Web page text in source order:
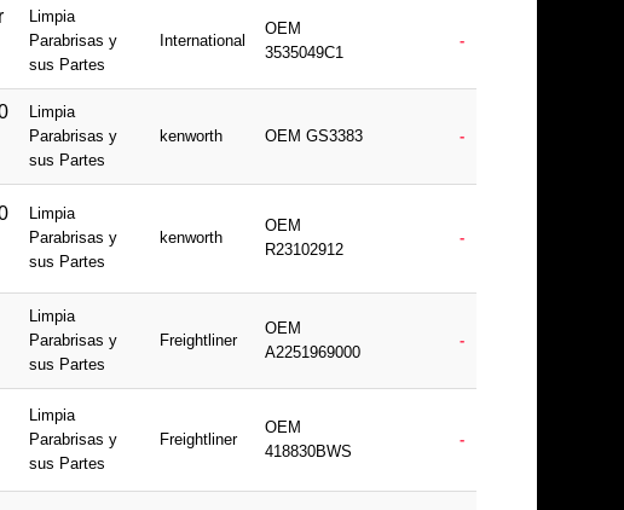
Limpia
Parabrisas y
sus Partes
International
OEM
3535049C1
-
Limpia
Parabrisas y
sus Partes
kenworth OEM GS3383 -
Limpia
Parabrisas y
sus Partes
kenworth
OEM
R23102912
-
Limpia
Parabrisas y
sus Partes
Freightliner
OEM
A2251969000
-
Limpia
Parabrisas y
sus Partes
Freightliner
OEM
418830BWS
-